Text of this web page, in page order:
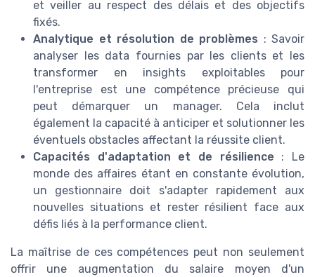
et veiller au respect des délais et des objectifs
fixés.
Analytique et résolution de problèmes : Savoir
analyser les data fournies par les clients et les
transformer en insights exploitables pour
l'entreprise est une compétence précieuse qui
peut démarquer un manager. Cela inclut
également la capacité à anticiper et solutionner les
éventuels obstacles affectant la réussite client.
Capacités d'adaptation et de résilience : Le
monde des affaires étant en constante évolution,
un gestionnaire doit s'adapter rapidement aux
nouvelles situations et rester résilient face aux
défis liés à la performance client.
La maîtrise de ces compétences peut non seulement
offrir une augmentation du salaire moyen d'un